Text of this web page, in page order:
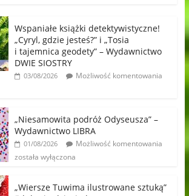
Wspaniałe książki detektywistyczne!
„Cyryl, gdzie jesteś?” i „Tosia
i tajemnica geodety” – Wydawnictwo
DWIE SIOSTRY
03/08/2026
Możliwość komentowania
„Niesamowita podróż Odyseusza” –
Wydawnictwo LIBRA
01/08/2026
Możliwość komentowania
została wyłączona
„Wiersze Tuwima ilustrowane sztuką”